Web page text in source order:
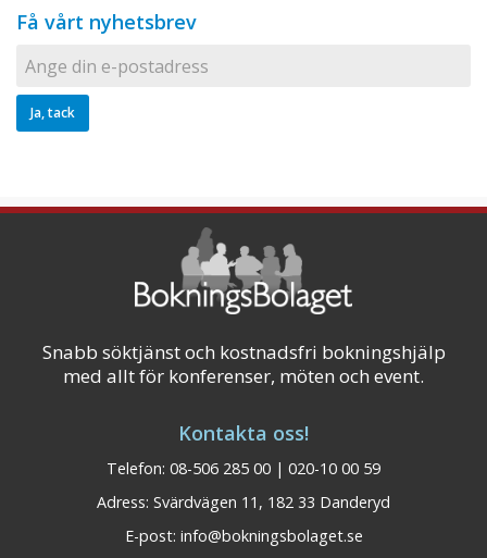
Få vårt nyhetsbrev
Snabb söktjänst och kostnadsfri bokningshjälp
med allt för konferenser, möten och event.
Kontakta oss!
Telefon: 08-506 285 00 | 020-10 00 59
Adress: Svärdvägen 11, 182 33 Danderyd
E-post: info@bokningsbolaget.se